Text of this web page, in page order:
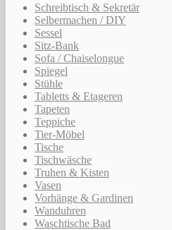
Schreibtisch & Sekretär
Selbermachen / DIY
Sessel
Sitz-Bank
Sofa / Chaiselongue
Spiegel
Stühle
Tabletts & Etageren
Tapeten
Teppiche
Tier-Möbel
Tische
Tischwäsche
Truhen & Kisten
Vasen
Vorhänge & Gardinen
Wanduhren
Waschtische Bad